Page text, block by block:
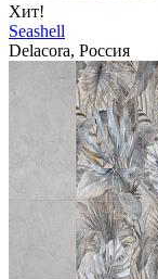
Хит!
Seashell
Delacora, Россия